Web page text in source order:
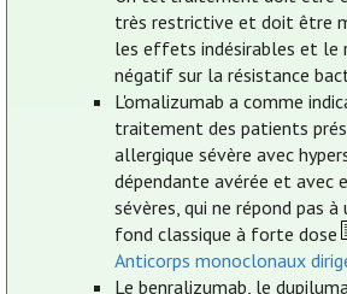
très restrictive et doit être
les effets indésirables et le
négatif sur la résistance
L'omalizumab a comme
traitement des patients
allergique sévère avec
dépendante avérée et avec
sévères, qui ne répond pas
fond classique à forte dose
Anticorps monoclonaux
Le benralizumab, le